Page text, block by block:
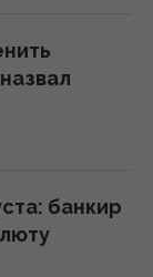
для
Украине
банкир